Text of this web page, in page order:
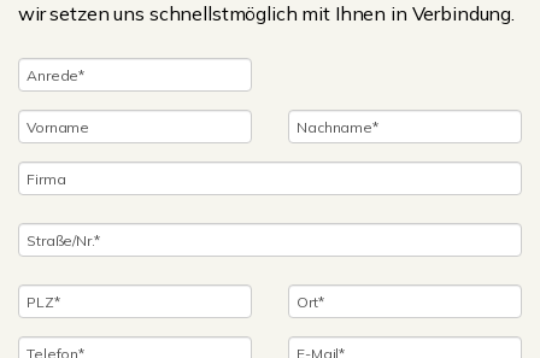
wir setzen uns schnellstmöglich mit Ihnen in Verbindung.